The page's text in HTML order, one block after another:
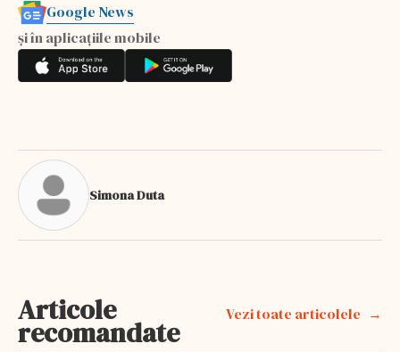
Google News
și în aplicațiile mobile
Simona Duta
Articole
recomandate
Vezi toate articolele